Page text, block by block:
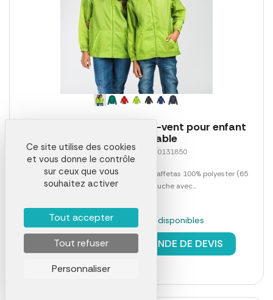
THC DUBLIN KIDS. Coupe-vent pour enfant
personnalisable
Référence 01408LAB0131850
Coupe-vent pour enfant (unisexe) en taffetas 100% polyester (65
g/m²). Contient une capuche avec...
En stock : 833 pièces disponibles
à partir de9,61 € DEMANDE DE DEVIS
Ce site utilise des cookies
et vous donne le contrôle
sur ceux que vous
souhaitez activer
Tout accepter
Tout refuser
Personnaliser